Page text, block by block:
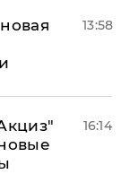
13:58
16:14